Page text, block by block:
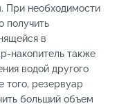
При необходимости
получить
в
накопитель также
водой другого
того, резервуар
больший объем